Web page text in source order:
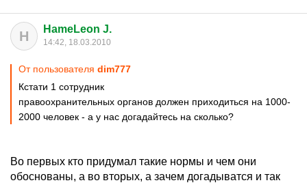
H HameLeon J.
14:42, 18.03.2010
От пользователя dim777
Кстати 1 сотрудник
правоохранительных органов должен приходиться на 1000-
2000 человек - а у нас догадайтесь на сколько?
Во первых кто придумал такие нормы и чем они
обоснованы, а во вторых, а зачем догадыватся и так